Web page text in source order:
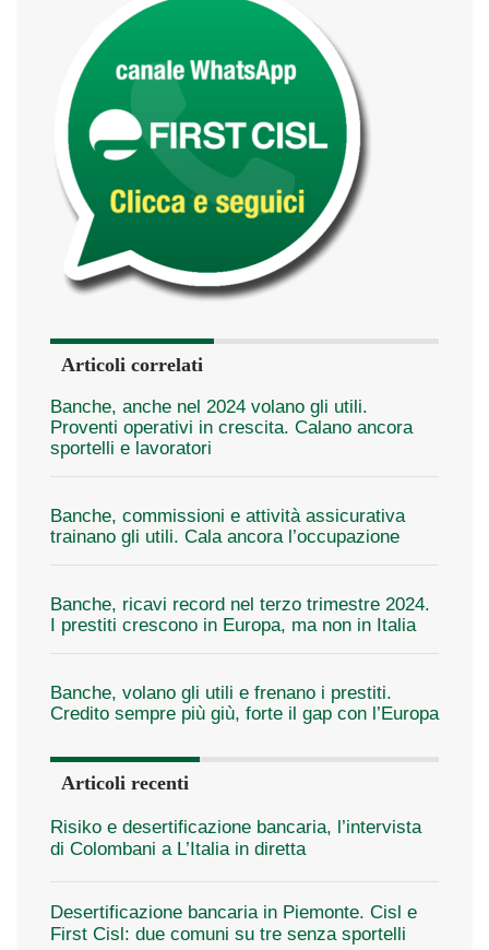
Articoli correlati
Banche, anche nel 2024 volano gli utili.
Proventi operativi in crescita. Calano ancora
sportelli e lavoratori
Banche, commissioni e attività assicurativa
trainano gli utili. Cala ancora l’occupazione
Banche, ricavi record nel terzo trimestre 2024.
I prestiti crescono in Europa, ma non in Italia
Banche, volano gli utili e frenano i prestiti.
Credito sempre più giù, forte il gap con l’Europa
Articoli recenti
Risiko e desertificazione bancaria, l’intervista
di Colombani a L’Italia in diretta
Desertificazione bancaria in Piemonte. Cisl e
First Cisl: due comuni su tre senza sportelli